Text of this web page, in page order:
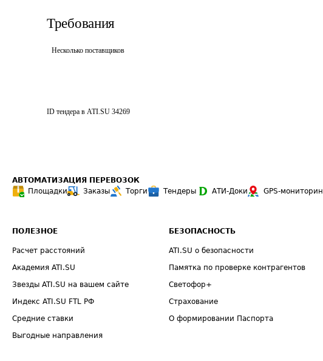
Требования
Несколько поставщиков
ID тендера в ATI.SU 34269
АВТОМАТИЗАЦИЯ ПЕРЕВОЗОК
Площадки
Заказы Торги Тендеры АТИ-Доки GPS-
ПОЛЕЗНОЕ
Расчет расстояний
Академия ATI.SU
Звезды ATI.SU на вашем сайте
Индекс ATI.SU FTL РФ
Средние ставки
Выгодные направления
БЕЗОПАСНОСТЬ
ATI.SU о безопасности
Памятка по проверке контрагентов
Светофор+
Страхование
О формировании Паспорта